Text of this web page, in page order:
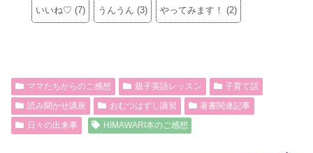
いいね♡ (7) うんうん (3) やってみます！ (2)
ママたちからのご感想 親子英語レッスン
子育て話
読み聞かせ講座
おむつはずし講習
著書関連記事
日々の出来事
HIMAWARI本のご感想